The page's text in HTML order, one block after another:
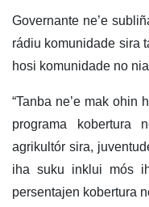
Governante ne’e
rádiu komunidade sira
hosi komunidade no
“Tanba ne’e mak ohin
programa kobertura
agrikultór sira,
iha suku inklui mós
persentajen kobertura